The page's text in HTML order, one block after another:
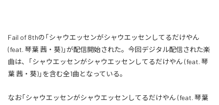
Fail of 8thの「シャウエッセンがシャウエッセンしてるだけやん
(feat. 琴葉 茜・葵)」が配信開始された。今回デジタル配信された楽
曲は、「シャウエッセンがシャウエッセンしてるだけやん (feat. 琴
葉 茜・葵)」を含む全1曲となっている。
なお「シャウエッセンがシャウエッセンしてるだけやん (feat. 琴葉